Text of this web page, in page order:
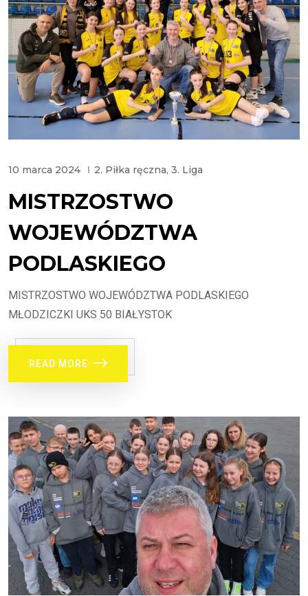
10 marca 2024 2. Piłka ręczna, 3. Liga
MISTRZOSTWO
WOJEWÓDZTWA
PODLASKIEGO
MISTRZOSTWO WOJEWÓDZTWA PODLASKIEGO
MŁODZICZKI UKS 50 BIAŁYSTOK
READ MORE